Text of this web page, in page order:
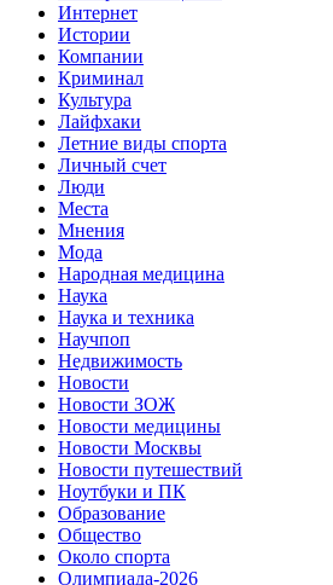
Интернет
Истории
Компании
Криминал
Культура
Лайфхаки
Летние виды спорта
Личный счет
Люди
Места
Мнения
Мода
Народная медицина
Наука
Наука и техника
Научпоп
Недвижимость
Новости
Новости ЗОЖ
Новости медицины
Новости Москвы
Новости путешествий
Ноутбуки и ПК
Образование
Общество
Около спорта
Олимпиада-2026